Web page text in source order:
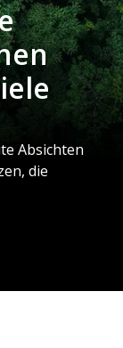
Absichten
die